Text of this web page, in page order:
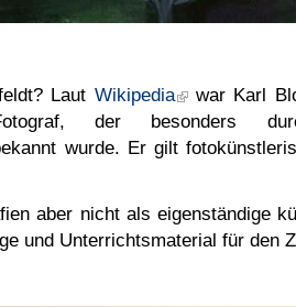
Laut Wikipedia war Karl
der besonders
wurde. Er gilt
aber nicht als eigenständige
und Unterrichtsmaterial für den